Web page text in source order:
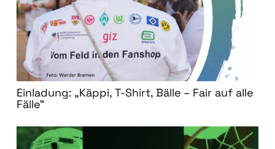
Einladung: „Käppi, T-Shirt, Bälle – Fair auf alle
Fälle“